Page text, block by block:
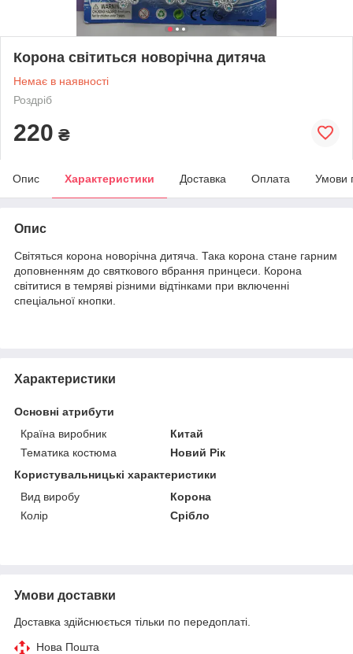
Корона світиться новорічна дитяча
Немає в наявності
Роздріб
220 ₴
Опис Характеристики Доставка Оплата Умови
Опис
Світяться корона новорічна дитяча. Така корона стане гарним
доповненням до святкового вбрання принцеси. Корона
світитися в темряві різними відтінками при включенні
спеціальної кнопки.
Характеристики
Основні атрибути
Країна виробник
Китай
Тематика костюма
Новий Рік
Користувальницькі характеристики
Вид виробу
Корона
Колір
Срібло
Умови доставки
Доставка здійснюється тільки по передоплаті.
Нова Пошта